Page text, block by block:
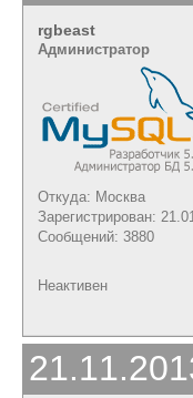
rgbeast
Администратор
Откуда: Москва
Зарегистрирован:
Сообщений: 3880
Неактивен